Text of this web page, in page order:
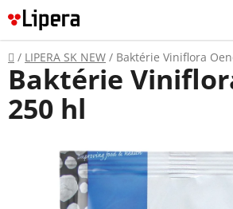
Prejsť
na
obsah
Domov
/ LIPERA SK NEW / Baktérie Viniflora
Baktérie
250 hl